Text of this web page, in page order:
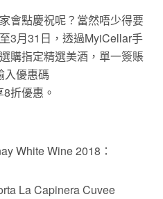
會點慶祝呢？當然唔少得要
3月31日，透過MyiCellar手
購指定精選美酒，單一簽賬
入優惠碼
8折優惠。
White Wine 2018：
La Capinera Cuvee